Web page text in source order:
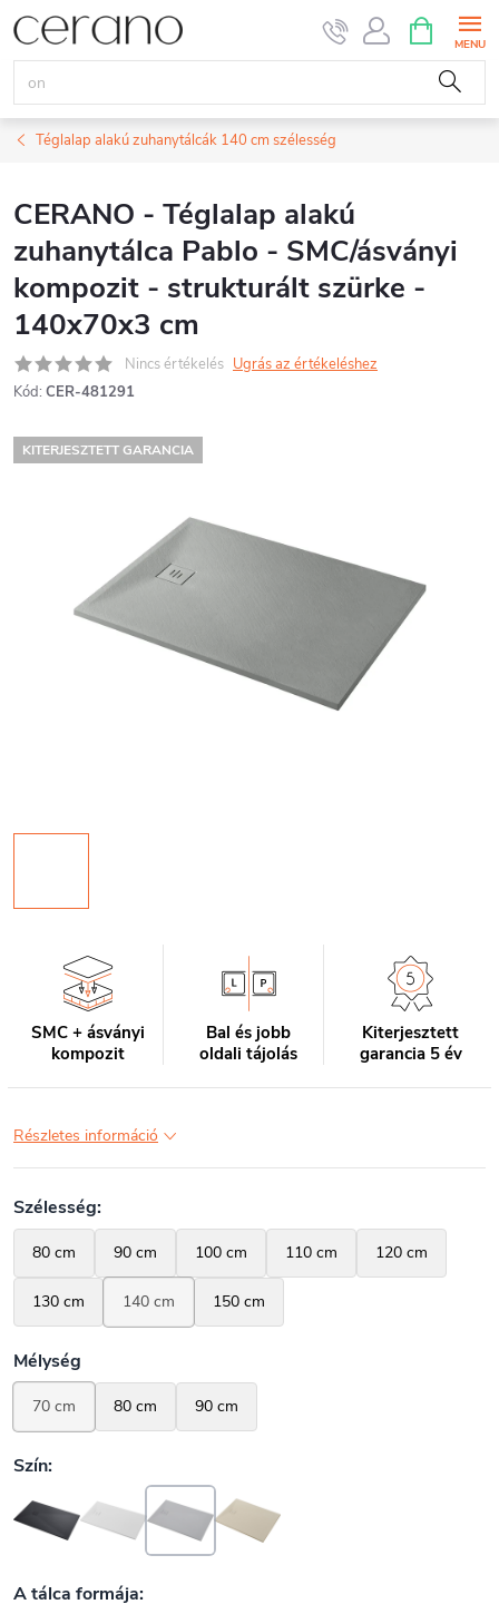
Ugrás
KOSÁR
Téglalap alakú zuhanytálcák 140 cm szélesség
CERANO - Téglalap alakú
zuhanytálca Pablo - SMC/ásványi
kompozit - strukturált szürke -
140x70x3 cm
Nincs értékelés Ugrás az értékeléshez
Kód: CER-481291
KITERJESZTETT GARANCIA
SMC + ásványi
kompozit
Bal és jobb
oldali tájolás
Kiterjesztett
garancia 5 év
Részletes információ